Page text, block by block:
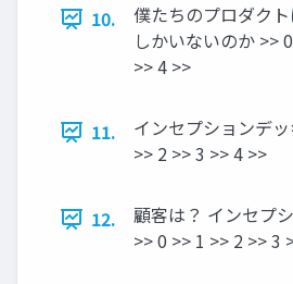
10.
僕たちのプロダク
しかいないのか >>
>> 4 >>
11.
インセプションデ
>> 2 >> 3 >> 4 >>
12.
顧客は？ インセプ
>> 0 >> 1 >> 2 >> 3